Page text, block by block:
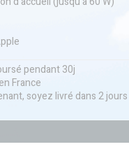
pendant 30j
France
soyez livré dans 2 jours